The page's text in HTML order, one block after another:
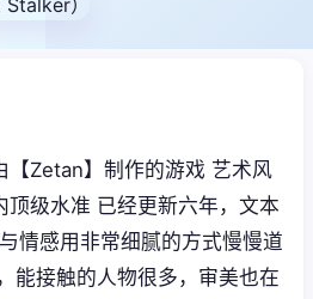
【Zetan】制作的游戏 艺术风
顶级水准 已经更新六年，文本
情感用非常细腻的方式慢慢道
能接触的人物很多，审美也在